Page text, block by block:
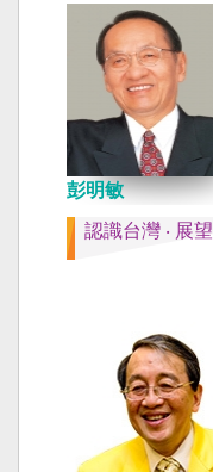
彭明敏
認識台灣 ‧ 展望